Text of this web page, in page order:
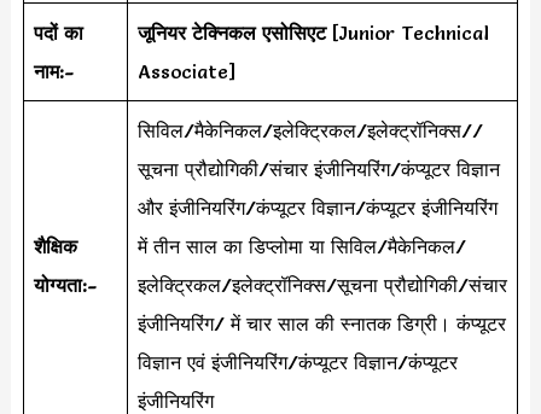
पदों का
नाम:-
जूनियर टेक्निकल एसोसिएट[Junior Technical
Associate]
शैक्षिक
योग्यता:-
सिविल/मैकेनिकल/इलेक्ट्रिकल/इलेक्ट्रॉनिक्स//
सूचना प्रौद्योगिकी/संचार इंजीनियरिंग/कंप्यूटर विज्ञान
और इंजीनियरिंग/कंप्यूटर विज्ञान/कंप्यूटर इंजीनियरिंग
में तीन साल का डिप्लोमा या सिविल/मैकेनिकल/
इलेक्ट्रिकल/इलेक्ट्रॉनिक्स/सूचना प्रौद्योगिकी/संचार
इंजीनियरिंग/ में चार साल की स्नातक डिग्री। कंप्यूटर
विज्ञान एवं इंजीनियरिंग/कंप्यूटर विज्ञान/कंप्यूटर
इंजीनियरिंग